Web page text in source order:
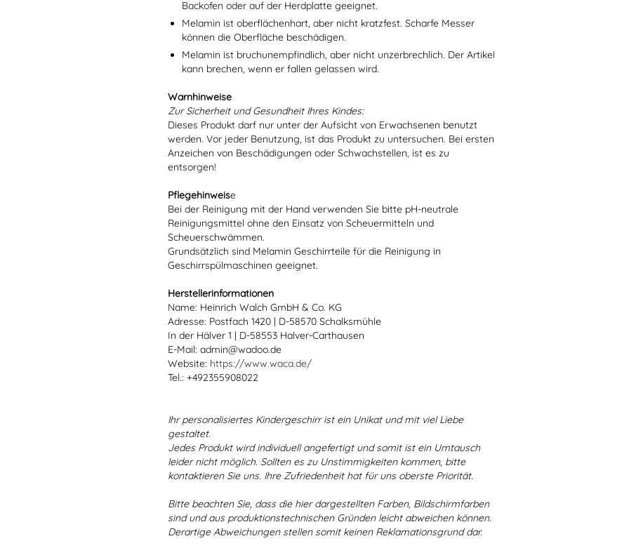
Backofen oder auf der Herdplatte geeignet.
Melamin ist oberflächenhart, aber nicht kratzfest. Scharfe Messer
können die Oberfläche beschädigen.
Melamin ist bruchunempfindlich, aber nicht unzerbrechlich. Der Artikel
kann brechen, wenn er fallen gelassen wird.
Warnhinweise
Zur Sicherheit und Gesundheit Ihres Kindes:
Dieses Produkt darf nur unter der Aufsicht von Erwachsenen benutzt
werden. Vor jeder Benutzung, ist das Produkt zu untersuchen. Bei ersten
Anzeichen von Beschädigungen oder Schwachstellen, ist es zu
entsorgen!
Pflegehinweise
Bei der Reinigung mit der Hand verwenden Sie bitte pH-neutrale
Reinigungsmittel ohne den Einsatz von Scheuermitteln und
Scheuerschwämmen.
Grundsätzlich sind Melamin Geschirrteile für die Reinigung in
Geschirrspülmaschinen geeignet.
Herstellerinformationen
Name: Heinrich Walch GmbH & Co. KG
Adresse: Postfach 1420 | D-58570 Schalksmühle
In der Hälver 1 | D-58553 Halver-Carthausen
E-Mail: admin@wadoo.de
Website: https://www.waca.de/
Tel.: +492355908022
Ihr personalisiertes Kindergeschirr ist ein Unikat und mit viel Liebe
gestaltet.
Jedes Produkt wird individuell angefertigt und somit ist ein Umtausch
leider nicht möglich. Sollten es zu Unstimmigkeiten kommen, bitte
kontaktieren Sie uns. Ihre Zufriedenheit hat für uns oberste Priorität.
Bitte beachten Sie, dass die hier dargestellten Farben, Bildschirmfarben
sind und aus produktionstechnischen Gründen leicht abweichen können.
Derartige Abweichungen stellen somit keinen Reklamationsgrund dar.